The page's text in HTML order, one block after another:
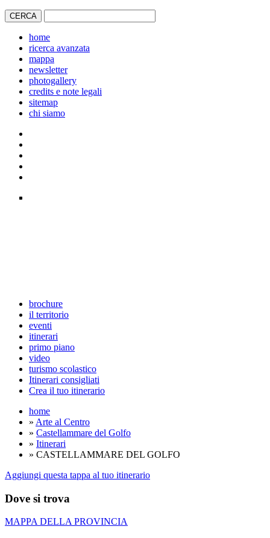
home
ricerca avanzata
mappa
newsletter
photogallery
credits e note legali
sitemap
chi siamo
brochure
il territorio
eventi
itinerari
primo piano
video
turismo scolastico
Itinerari consigliati
Crea il tuo itinerario
home
» Arte al Centro
» Castellammare del Golfo
» Itinerari
» CASTELLAMMARE DEL GOLFO
Aggiungi questa tappa al tuo itinerario
Dove si trova
MAPPA DELLA PROVINCIA